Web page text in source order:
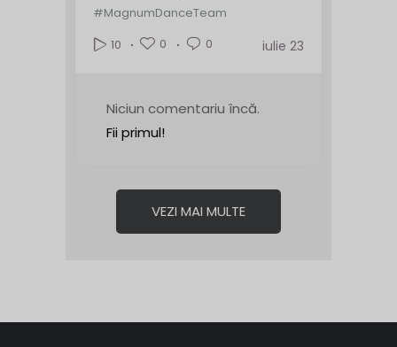
#MagnumDanceTeam
10
0 0 iulie 23
Niciun comentariu încă.
Fii primul!
VEZI MAI MULTE